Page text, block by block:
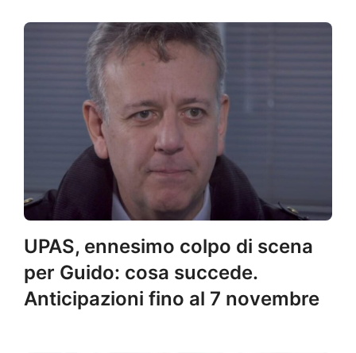
UPAS, ennesimo colpo di scena
per Guido: cosa succede.
Anticipazioni fino al 7 novembre